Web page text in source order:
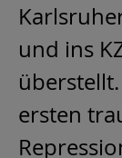
und ins
ersten